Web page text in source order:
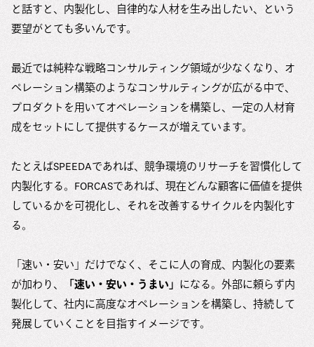
と話すと、内製化し、自律的な人材を生み出したい、という
要望がとても多いんです。
最近では純粋な戦略コンサルティング領域が少なくなり、オ
ペレーション構築のようなコンサルティングが広がる中で、
プロダクトを用いてオペレーションを構築し、一定の人材育
成をセットにして提供するケースが増えています。
たとえばSPEEDAであれば、競争環境のリサーチを習慣化して
内製化する。FORCASであれば、現在どんな顧客に価値を提供
しているかを可視化し、それを改善するサイクルを内製化す
る。
「速い・安い」だけでなく、そこに人の育成、内製化の要素
が加わり、
「速い・安い・うまい」 になる。外部に頼らず内
製化して、社内に高度なオペレーションを構築し、持続して
発展していくことを目指すイメージです。